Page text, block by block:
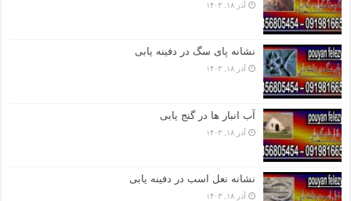
آذر ۱۸, ۱۴۰۳
نشانه پای سگ در دفینه یابی
آذر ۱۸, ۱۴۰۳
آب انبار ها در گنج یابی
آذر ۱۸, ۱۴۰۳
نشانه نعل اسب در دفینه یابی
آذر ۱۸, ۱۴۰۳